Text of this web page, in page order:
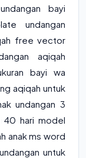
bayi
undangan
free vector
aqiqah
bayi wa
aqiqah untuk
undangan 3
40 hari model
anak ms word
untuk